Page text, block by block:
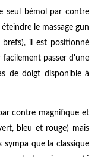
seul bémol par contre
le massage gun
brefs), il est positionné
passer d'une
de doigt disponible à
contre magnifique et
bleu et rouge) mais
sympa que la classique